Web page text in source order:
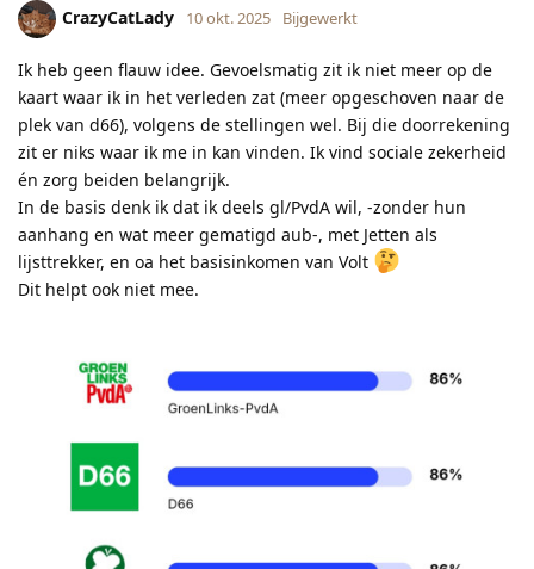
CrazyCatLady 10 okt. 2025 Bijgewerkt
Ik heb geen flauw idee. Gevoelsmatig zit ik niet meer op de
kaart waar ik in het verleden zat (meer opgeschoven naar de
plek van d66), volgens de stellingen wel. Bij die doorrekening
zit er niks waar ik me in kan vinden. Ik vind sociale zekerheid
én zorg beiden belangrijk.
In de basis denk ik dat ik deels gl/PvdA wil, -zonder hun
aanhang en wat meer gematigd aub-, met Jetten als
lijsttrekker, en oa het basisinkomen van Volt
Dit helpt ook niet mee.